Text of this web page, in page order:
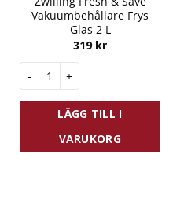
Vakuumbehållare Frys
Glas 2 L
319 kr
Zwilling Fresh & Save
LÄGG TILL I
VARUKORG